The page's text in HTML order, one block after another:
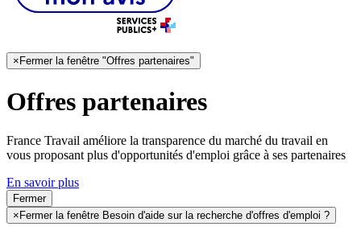
× Fermer la fenêtre "Offres partenaires"
Offres partenaires
France Travail améliore la transparence du marché du travail en
vous proposant plus d'opportunités d'emploi grâce à ses partenaires
En savoir plus
Fermer
× Fermer la fenêtre Besoin d'aide sur la recherche d'offres d'emploi ?